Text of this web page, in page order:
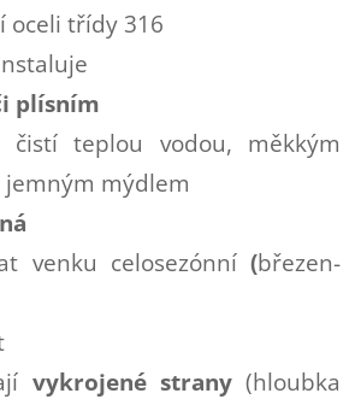
oceli třídy 316
plísním
čistí teplou vodou, měkkým
jemným mýdlem
venku celosezónní(březen-
vykrojené strany(hloubka